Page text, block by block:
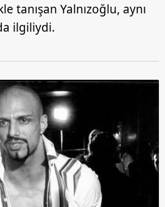
tanışan Yalnızoğlu, aynı
ilgiliydi.